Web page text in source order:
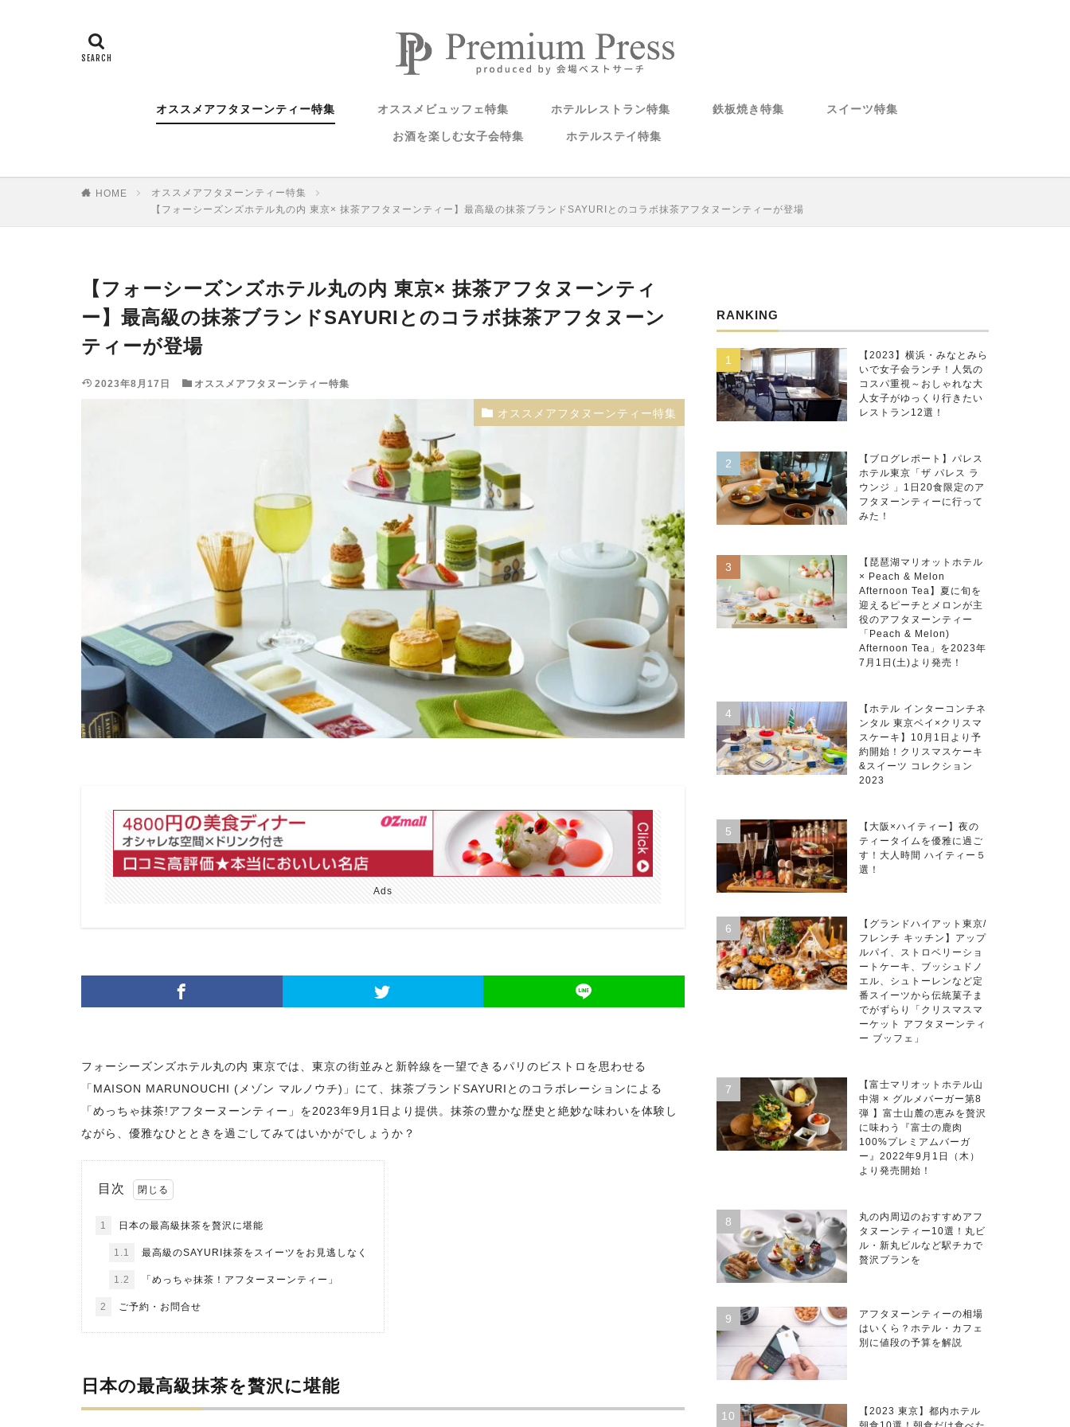
オススメアフタヌーンティー特集 オススメビュッフェ特集 ホテルレストラン特集 鉄板焼き特集 スイーツ特集
お酒を楽しむ女子会特集 ホテルステイ特集
HOME
オススメアフタヌーンティー特集
【フォーシーズンズホテル丸の内 東京× 抹茶アフタヌーンティー】最高級の抹茶ブランドSAYURIとのコラボ抹茶アフタヌーンティーが登場
【フォーシーズンズホテル丸の内 東京× 抹茶アフタヌーンティ
ー】最高級の抹茶ブランドSAYURIとのコラボ抹茶アフタヌーン
ティーが登場
2023年8月17日 オススメアフタヌーンティー特集
オススメアフタヌーンティー特集
Ads
フォーシーズンズホテル丸の内 東京では、東京の街並みと新幹線を一望できるパリのビストロを思わせる
「MAISON MARUNOUCHI (メゾン マルノウチ)」にて、抹茶ブランドSAYURIとのコラボレーションによる
「めっちゃ抹茶!アフターヌーンティー」を2023年9月1日より提供。抹茶の豊かな歴史と絶妙な味わいを体験し
ながら、優雅なひとときを過ごしてみてはいかがでしょうか？
目次
1 日本の最高級抹茶を贅沢に堪能
1.1 最高級のSAYURI抹茶をスイーツをお見逃しなく
1.2 「めっちゃ抹茶！アフターヌーンティー」
2 ご予約・お問合せ
日本の最高級抹茶を贅沢に堪能
RANKING
【2023】横浜・みなとみら
いで女子会ランチ！人気の
コスパ重視～おしゃれな大
人女子がゆっくり行きたい
レストラン12選！
【ブログレポート】パレス
ホテル東京「ザ パレス ラ
ウンジ 」1日20食限定のア
フタヌーンティーに行って
みた！
【琵琶湖マリオットホテル
× Peach & Melon
Afternoon Tea】夏に旬を
迎えるピーチとメロンが主
役のアフタヌーンティー
「Peach & Melon)
Afternoon Tea」を2023年
7月1日(土)より発売！
【ホテル インターコンチネ
ンタル 東京ベイ×クリスマ
スケーキ】10月1日より予
約開始！クリスマスケーキ
&スイーツ コレクション
2023
【大阪×ハイティー】夜の
ティータイムを優雅に過ご
す！大人時間 ハイティー５
選！
【グランドハイアット東京/
フレンチ キッチン】アップ
ルパイ、ストロベリーショ
ートケーキ、ブッシュドノ
エル、シュトーレンなど定
番スイーツから伝統菓子ま
でがずらり「クリスマスマ
ーケット アフタヌーンティ
ー ブッフェ」
【富士マリオットホテル山
中湖 × グルメバーガー第8
弾 】富士山麓の恵みを贅沢
に味わう『富士の鹿肉
100%プレミアムバーガ
ー』2022年9月1日（木）
より発売開始！
丸の内周辺のおすすめアフ
タヌーンティー10選！丸ビ
ル・新丸ビルなど駅チカで
贅沢プランを
アフタヌーンティーの相場
はいくら？ホテル・カフェ
別に値段の予算を解説
【2023 東京】都内ホテル